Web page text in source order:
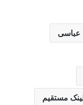
عباسی
مستقیم